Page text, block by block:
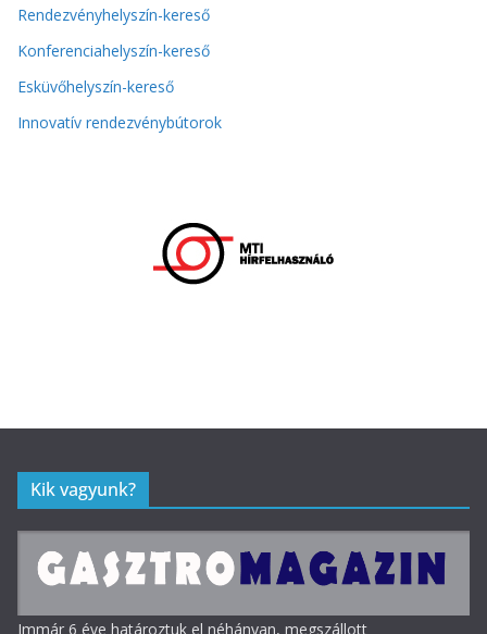
Rendezvényhelyszín-kereső
Konferenciahelyszín-kereső
Esküvőhelyszín-kereső
Innovatív rendezvénybútorok
Kik vagyunk?
Immár 6 éve határoztuk el néhányan, megszállott